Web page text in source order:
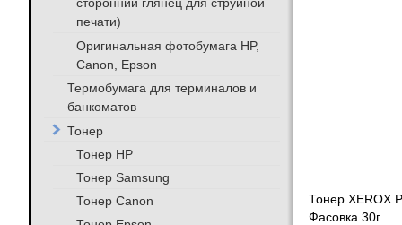
Тонер XEROX
Фасовка 30г
печати)
Оригинальная фотобумага HP,
Canon, Epson
Термобумага для терминалов и
банкоматов
Тонер
Тонер HP
Тонер Samsung
Тонер Canon